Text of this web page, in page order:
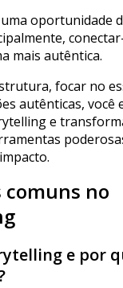
oportunidade
mais autêntica.
focar no
autênticas, você
e
comuns no
e por